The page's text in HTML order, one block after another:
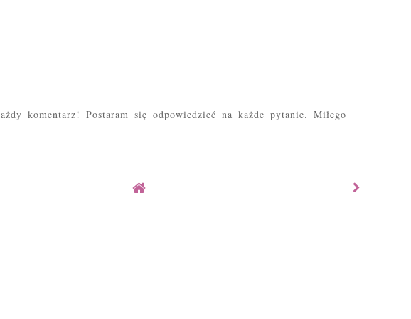
komentarz! Postaram się odpowiedzieć na każde pytanie. Miłego